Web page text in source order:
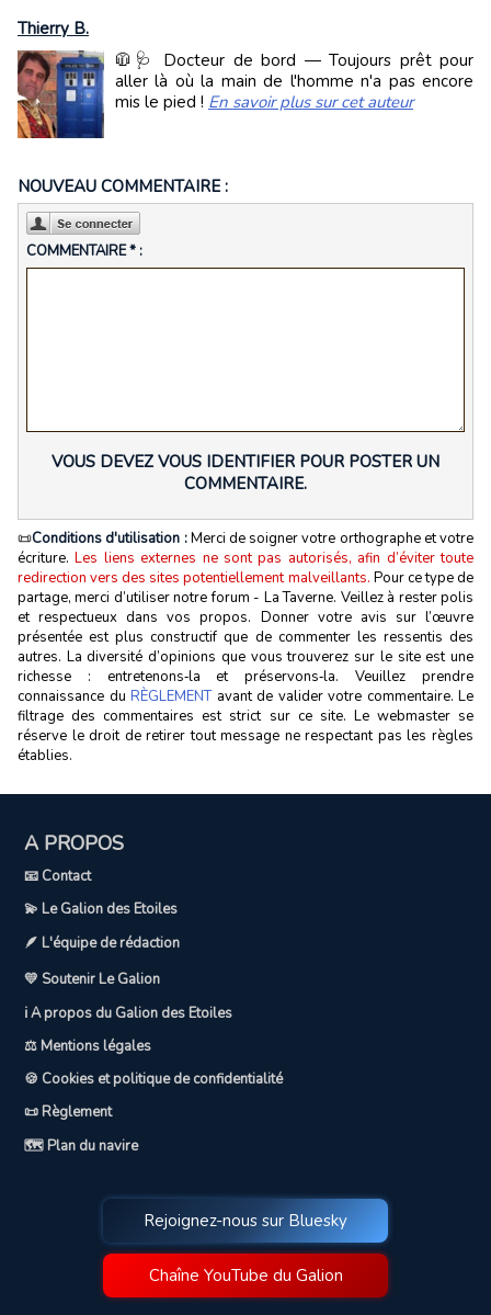
Thierry B.
🧥🩺 Docteur de bord — Toujours prêt pour
aller là où la main de l'homme n'a pas encore
mis le pied ! En savoir plus sur cet auteur
NOUVEAU COMMENTAIRE :
COMMENTAIRE * :
VOUS DEVEZ VOUS IDENTIFIER POUR POSTER UN
COMMENTAIRE.
📜Conditions d'utilisation :Merci de soigner votre orthographe et votre
écriture.Les liens externes ne sont pas autorisés, afin d’éviter toute
redirection vers des sites potentiellement malveillants. Pour ce type de
partage, merci d’utiliser notre forum - La Taverne. Veillez à rester polis
et respectueux dans vos propos. Donner votre avis sur l’œuvre
présentée est plus constructif que de commenter les ressentis des
autres. La diversité d’opinions que vous trouverez sur le site est une
richesse : entretenons‑la et préservons‑la. Veuillez prendre
connaissance du RÈGLEMENTavant de valider votre commentaire. Le
filtrage des commentaires est strict sur ce site. Le webmaster se
réserve le droit de retirer tout message ne respectant pas les règles
établies.
A PROPOS
📧 Contact
💫 Le Galion des Etoiles
🪶 L'équipe de rédaction
💛 Soutenir Le Galion
ℹ️ A propos du Galion des Etoiles
⚖️ Mentions légales
🍪 Cookies et politique de confidentialité
📜 Règlement
🗺️ Plan du navire
Rejoignez-nous sur Bluesky
Chaîne YouTube du Galion